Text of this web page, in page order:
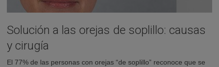
Solución a las orejas de soplillo: causas
y cirugía
El 77% de las personas con orejas “de soplillo” reconoce que se